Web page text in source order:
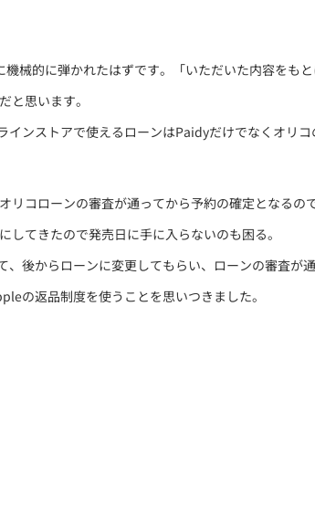
械的に弾かれたはずです。「いただいた内容をも
と思います。
ンストアで使えるローンはPaidyだけでなくオリコ
コローンの審査が通ってから予約の確定となるの
てきたので発売日に手に入らないのも困る。
後からローンに変更してもらい、ローンの審査
の返品制度を使うことを思いつきました。